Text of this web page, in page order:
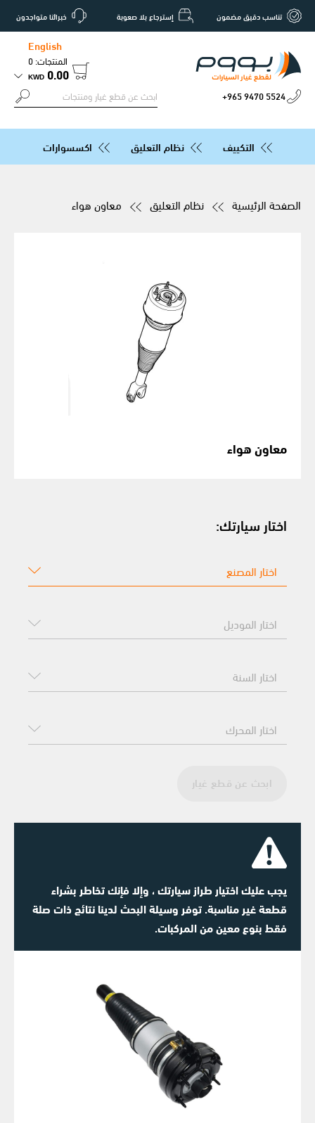
تناسب دقيق مضمون إسترجاع بلا صعوبة خبرائنا متواجدون
English
+965 9470 5524
المنتجات: 0
0.00
KWD
التكييف نظام التعليق اكسسوارات
الصفحة الرئيسية نظام التعليق معاون هواء
معاون هواء
اختار سيارتك:
ابحث عن قطع غيار
يجب عليك اختيار طراز سيارتك ، وإلا فإنك تخاطر بشراء
قطعة غير مناسبة. توفر وسيلة البحث لدينا نتائج ذات صلة
فقط بنوع معين من المركبات.